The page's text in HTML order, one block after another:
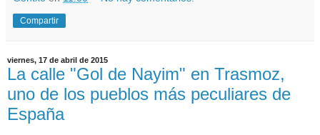
Compartir
viernes, 17 de abril de 2015
La calle "Gol de Nayim" en Trasmoz,
uno de los pueblos más peculiares de
España